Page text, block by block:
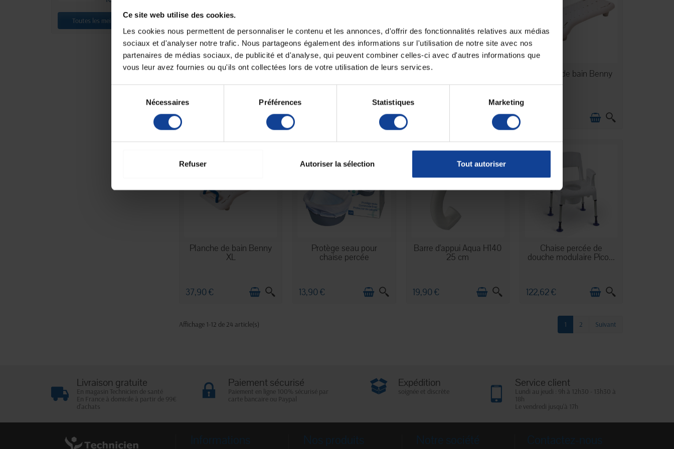
Ce site web utilise des cookies.
Les cookies nous permettent de personnaliser le contenu et les annonces, d'offrir des fonctionnalités relatives aux médias
sociaux et d'analyser notre trafic. Nous partageons également des informations sur l'utilisation de notre site avec nos
partenaires de médias sociaux, de publicité et d'analyse, qui peuvent combiner celles-ci avec d'autres informations que
vous leur avez fournies ou qu'ils ont collectées lors de votre utilisation de leurs services.
consentement
Nécessaires Préférences Statistiques Marketing
Refuser Autoriser la sélection Tout autoriser
Toutes les meilleures ventes
EN STOCK
Fauteuil releveur Extra
Confort Victor -...
EN STOCK
Fauteuil releveur confort
Max - Tissu...
Fauteuil releveur confort
Max - Tissu...
EN STOCK
Planche de bain Benny
EN STOCK
Planche de bain Benny
XL
37,90 €
Protège seau pour
chaise percée
13,90 €
EN STOCK
Barre d'appui Aqua H140
25 cm
19,90 €
EN STOCK
Chaise percée de
douche modulaire Pico...
122,62 €
Affichage 1-12 de 24 article(s) 1 2 Suivant
Livraison gratuite
En magasin Technicien de santé
En France à domicile à partir de 99€
d'achats
Paiement sécurisé
Paiement en ligne 100% sécurisé par
carte bancaire ou Paypal
Expédition
soignée et discrète
Service client
Lundi au jeudi : 9h à 12h30 - 13h30 à
18h
Le vendredi jusqu'à 17h
Informations Nos produits Notre société Contactez-nous